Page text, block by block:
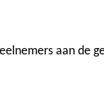
aan de